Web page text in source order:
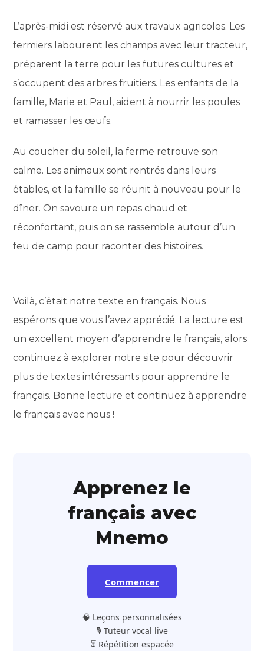
L’après-midi est réservé aux travaux agricoles. Les
fermiers labourent les champs avec leur tracteur,
préparent la terre pour les futures cultures et
s’occupent des arbres fruitiers. Les enfants de la
famille, Marie et Paul, aident à nourrir les poules
et ramasser les œufs.
Au coucher du soleil, la ferme retrouve son
calme. Les animaux sont rentrés dans leurs
étables, et la famille se réunit à nouveau pour le
dîner. On savoure un repas chaud et
réconfortant, puis on se rassemble autour d’un
feu de camp pour raconter des histoires.
Voilà, c’était notre texte en français. Nous
espérons que vous l’avez apprécié. La lecture est
un excellent moyen d’apprendre le français, alors
continuez à explorer notre site pour découvrir
plus de textes intéressants pour apprendre le
français. Bonne lecture et continuez à apprendre
le français avec nous !
Apprenez le
français avec
Mnemo
Commencer
🧠 Leçons personnalisées
🎙️ Tuteur vocal live
⏳ Répétition espacée